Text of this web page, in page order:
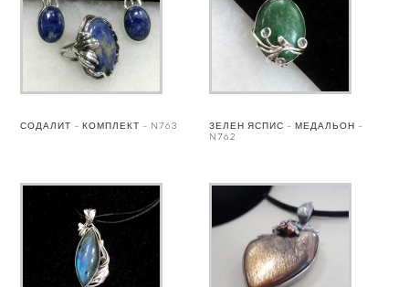
СОДАЛИТ – КОМПЛЕКТ – N763
ЗЕЛЕН ЯСПИС – МЕДАЛЬОН –
N762